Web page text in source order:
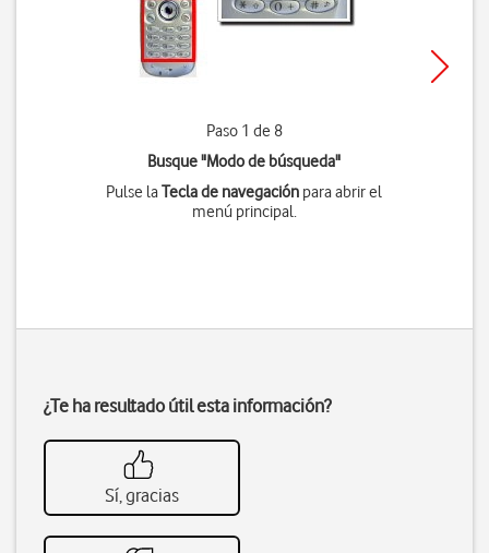
Paso 1 de 8
Busque "Modo de búsqueda"
Pulse laTecla de navegación para abrir el
menú principal.
¿Te ha resultado útil esta información?
Sí, gracias